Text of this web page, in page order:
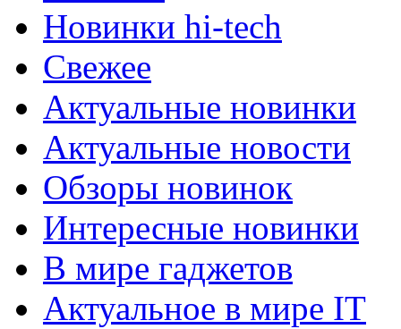
Новинки hi-tech
Свежее
Актуальные новинки
Актуальные новости
Обзоры новинок
Интересные новинки
В мире гаджетов
Актуальное в мире IT